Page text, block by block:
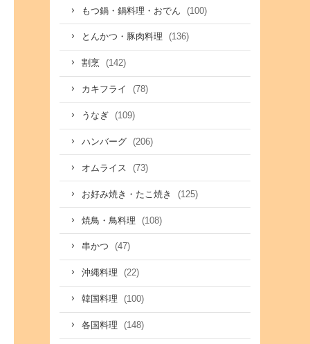
もつ鍋・鍋料理・おでん (100)
とんかつ・豚肉料理 (136)
割烹 (142)
カキフライ (78)
うなぎ (109)
ハンバーグ (206)
オムライス (73)
お好み焼き・たこ焼き (125)
焼鳥・鳥料理 (108)
串かつ (47)
沖縄料理 (22)
韓国料理 (100)
各国料理 (148)